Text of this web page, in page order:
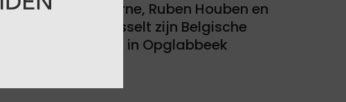
Axel Vandoorne, Ruben Houben en
Marth Vanrusselt zijn Belgische
sterkhouders in Opglabbeek